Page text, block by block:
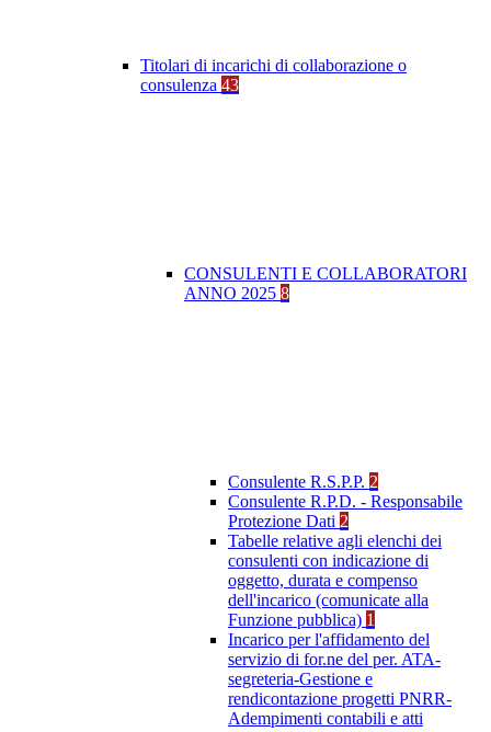
Titolari di incarichi di collaborazione o
consulenza 43
CONSULENTI E COLLABORATORI
ANNO 2025 8
Consulente R.S.P.P. 2
Consulente R.P.D. - Responsabile
Protezione Dati 2
Tabelle relative agli elenchi dei
consulenti con indicazione di
oggetto, durata e compenso
dell'incarico (comunicate alla
Funzione pubblica) 1
Incarico per l'affidamento del
servizio di for.ne del per. ATA-
segreteria-Gestione e
rendicontazione progetti PNRR-
Adempimenti contabili e atti